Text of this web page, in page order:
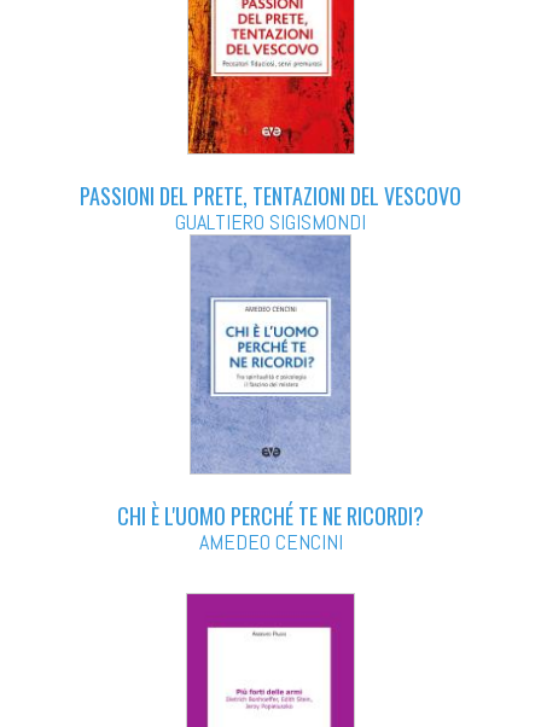
PASSIONI DEL PRETE, TENTAZIONI DEL VESCOVO
GUALTIERO SIGISMONDI
CHI È L'UOMO PERCHÉ TE NE RICORDI?
AMEDEO CENCINI